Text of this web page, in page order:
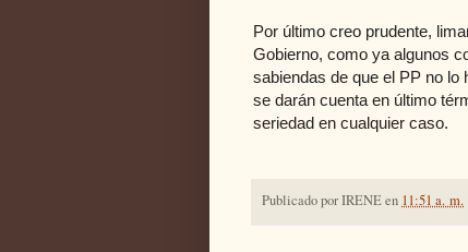
Por último creo prudente,
Gobierno, como ya algunos
sabiendas de que el PP no
se darán cuenta en último
seriedad en cualquier caso.
Publicado porIRENEen 11:51 a. m.